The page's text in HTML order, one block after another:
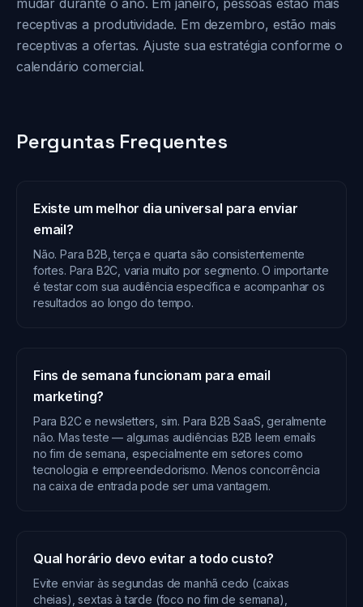
mudar durante o ano. Em janeiro, pessoas estão mais
receptivas a produtividade. Em dezembro, estão mais
receptivas a ofertas. Ajuste sua estratégia conforme o
calendário comercial.
Perguntas Frequentes
Existe um melhor dia universal para enviar
email?
Não. Para B2B, terça e quarta são consistentemente
fortes. Para B2C, varia muito por segmento. O importante
é testar com sua audiência específica e acompanhar os
resultados ao longo do tempo.
Fins de semana funcionam para email
marketing?
Para B2C e newsletters, sim. Para B2B SaaS, geralmente
não. Mas teste — algumas audiências B2B leem emails
no fim de semana, especialmente em setores como
tecnologia e empreendedorismo. Menos concorrência
na caixa de entrada pode ser uma vantagem.
Qual horário devo evitar a todo custo?
Evite enviar às segundas de manhã cedo (caixas
cheias), sextas à tarde (foco no fim de semana),